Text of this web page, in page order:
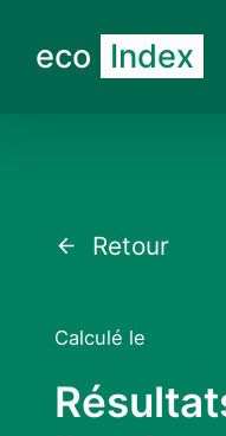
eco Index
Retour
Calculé le